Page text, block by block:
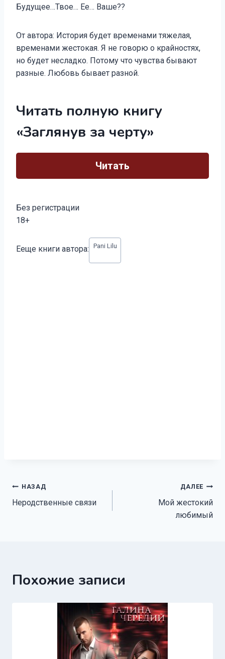
Будущее…Твое… Ее… Ваше??
От автора: История будет временами тяжелая,
временами жестокая. Я не говорю о крайностях,
но будет несладко. Потому что чувства бывают
разные. Любовь бывает разной.
Читать полную книгу
«Заглянув за черту»
Читать
Без регистрации
18+
записи:
Ееще книги автора: Pani Lilu
Навигация
по
НАЗАД
Неродственные связи
ДАЛЕЕ
Мой жестокий
любимый
Похожие записи